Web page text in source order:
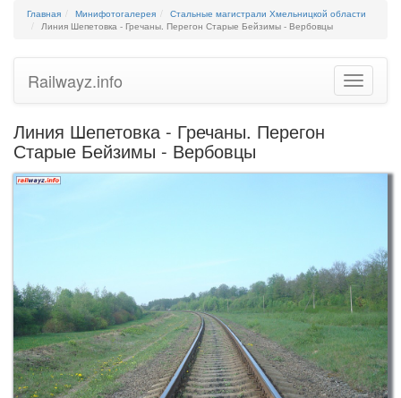
Главная Минифотогалерея
Стальные магистрали Хмельницкой области
Линия Шепетовка - Гречаны. Перегон Старые Бейзимы - Вербовцы
Toggle
Railwayz.info
Линия Шепетовка - Гречаны. Перегон
Старые Бейзимы - Вербовцы